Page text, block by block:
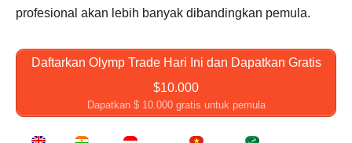
profesional akan lebih banyak dibandingkan pemula.
Daftarkan Olymp Trade Hari Ini dan Dapatkan Gratis
$10.000
Dapatkan $ 10.000 gratis untuk pemula